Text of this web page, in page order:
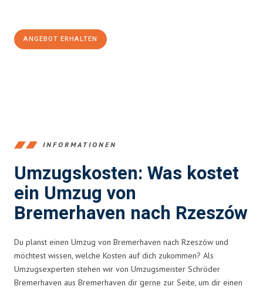
ANGEBOT ERHALTEN
INFORMATIONEN
Umzugskosten: Was kostet
ein Umzug von
Bremerhaven nach Rzeszów
Du planst einen Umzug von Bremerhaven nach Rzeszów und
möchtest wissen, welche Kosten auf dich zukommen? Als
Umzugsexperten stehen wir von Umzugsmeister Schröder
Bremerhaven aus Bremerhaven dir gerne zur Seite, um dir einen